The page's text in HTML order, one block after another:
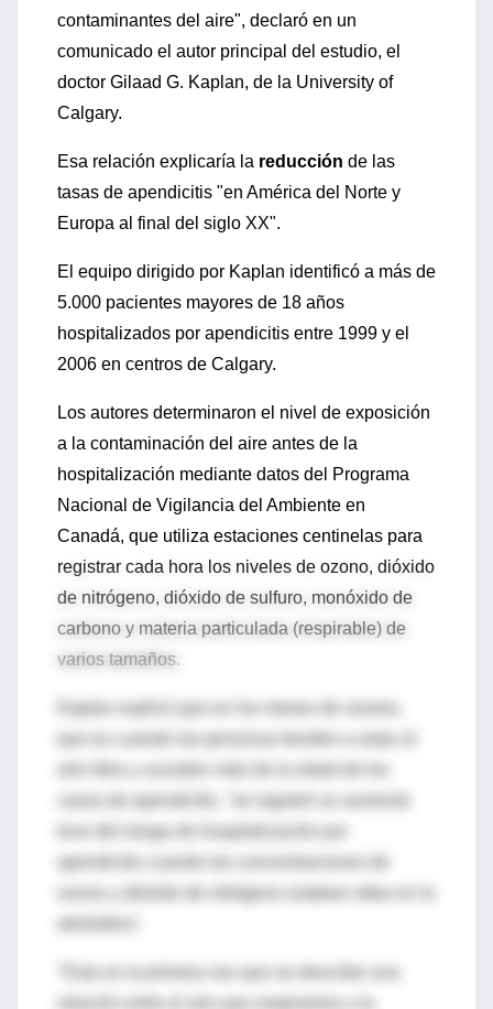
contaminantes del aire", declaró en un
comunicado el autor principal del estudio, el
doctor Gilaad G. Kaplan, de la University of
Calgary.
Esa relación explicaría la reducción de las
tasas de apendicitis "en América del Norte y
Europa al final del siglo XX".
El equipo dirigido por Kaplan identificó a más de
5.000 pacientes mayores de 18 años
hospitalizados por apendicitis entre 1999 y el
2006 en centros de Calgary.
Los autores determinaron el nivel de exposición
a la contaminación del aire antes de la
hospitalización mediante datos del Programa
Nacional de Vigilancia del Ambiente en
Canadá, que utiliza estaciones centinelas para
registrar cada hora los niveles de ozono, dióxido
de nitrógeno, dióxido de sulfuro, monóxido de
carbono y materia particulada (respirable) de
varios tamaños.
Kaplan explicó que en los meses de verano,
casos de apendicitis, "se registró un aumento
leve del riesgo de hospitalización por
apendicitis cuando las concentraciones de
ozono y dióxido de nitrógeno estaban altas en la